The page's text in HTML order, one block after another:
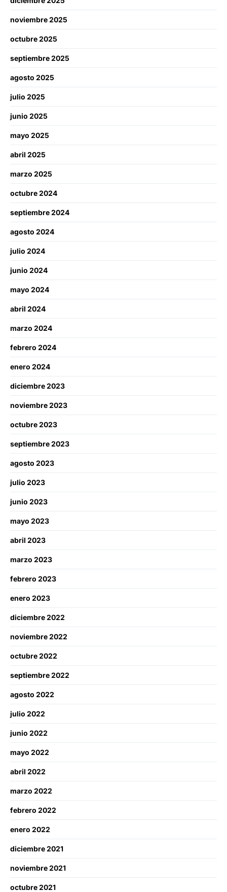
noviembre 2025
octubre 2025
septiembre 2025
agosto 2025
julio 2025
junio 2025
mayo 2025
abril 2025
marzo 2025
octubre 2024
septiembre 2024
agosto 2024
julio 2024
junio 2024
mayo 2024
abril 2024
marzo 2024
febrero 2024
enero 2024
diciembre 2023
noviembre 2023
octubre 2023
septiembre 2023
agosto 2023
julio 2023
junio 2023
mayo 2023
abril 2023
marzo 2023
febrero 2023
enero 2023
diciembre 2022
noviembre 2022
octubre 2022
septiembre 2022
agosto 2022
julio 2022
junio 2022
mayo 2022
abril 2022
marzo 2022
febrero 2022
enero 2022
diciembre 2021
noviembre 2021
octubre 2021